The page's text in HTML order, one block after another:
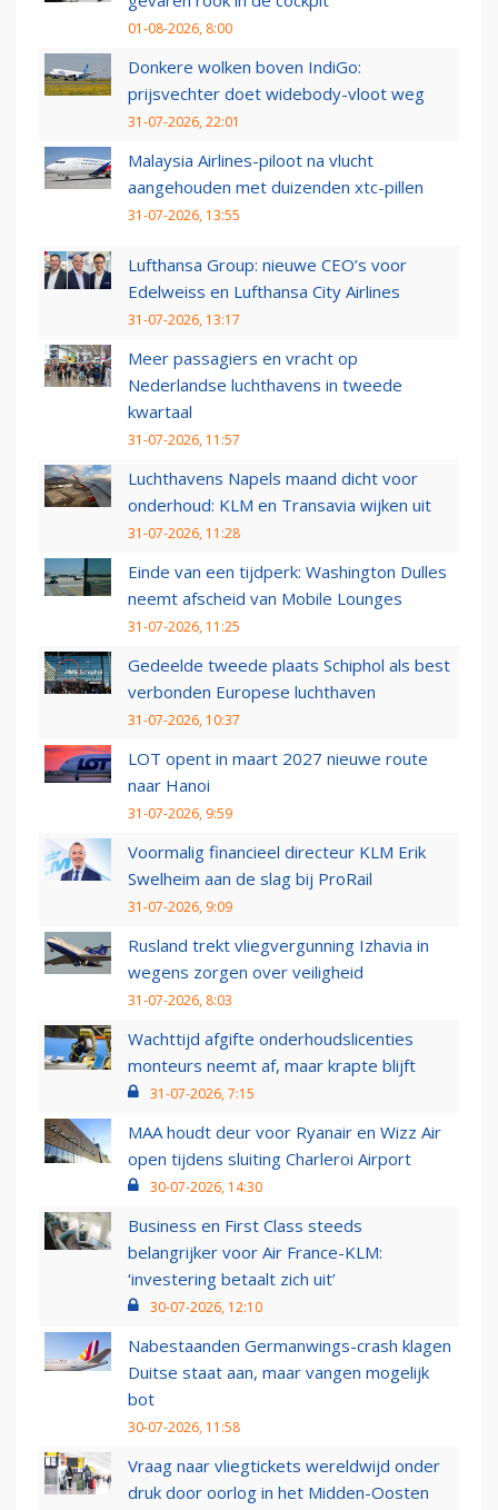
01-08-2026, 8:00
Donkere wolken boven IndiGo:
prijsvechter doet widebody-vloot weg
31-07-2026, 22:01
Malaysia Airlines-piloot na vlucht
aangehouden met duizenden xtc-pillen
31-07-2026, 13:55
Lufthansa Group: nieuwe CEO’s voor
Edelweiss en Lufthansa City Airlines
31-07-2026, 13:17
Meer passagiers en vracht op
Nederlandse luchthavens in tweede
kwartaal
31-07-2026, 11:57
Luchthavens Napels maand dicht voor
onderhoud: KLM en Transavia wijken uit
31-07-2026, 11:28
Einde van een tijdperk: Washington Dulles
neemt afscheid van Mobile Lounges
31-07-2026, 11:25
Gedeelde tweede plaats Schiphol als best
verbonden Europese luchthaven
31-07-2026, 10:37
LOT opent in maart 2027 nieuwe route
naar Hanoi
31-07-2026, 9:59
Voormalig financieel directeur KLM Erik
Swelheim aan de slag bij ProRail
31-07-2026, 9:09
Rusland trekt vliegvergunning Izhavia in
wegens zorgen over veiligheid
31-07-2026, 8:03
Wachttijd afgifte onderhoudslicenties
monteurs neemt af, maar krapte blijft
31-07-2026, 7:15
MAA houdt deur voor Ryanair en Wizz Air
open tijdens sluiting Charleroi Airport
30-07-2026, 14:30
Business en First Class steeds
belangrijker voor Air France-KLM:
‘investering betaalt zich uit’
30-07-2026, 12:10
Nabestaanden Germanwings-crash klagen
Duitse staat aan, maar vangen mogelijk
bot
30-07-2026, 11:58
Vraag naar vliegtickets wereldwijd onder
druk door oorlog in het Midden-Oosten